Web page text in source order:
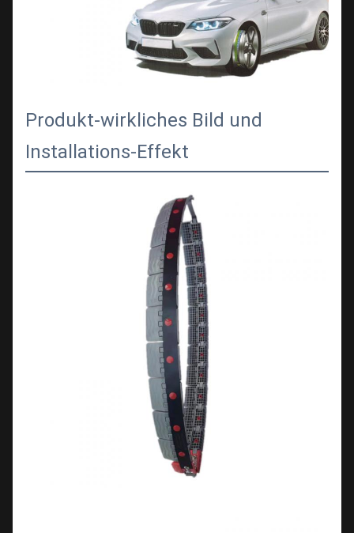
Produkt-wirkliches Bild und
Installations-Effekt